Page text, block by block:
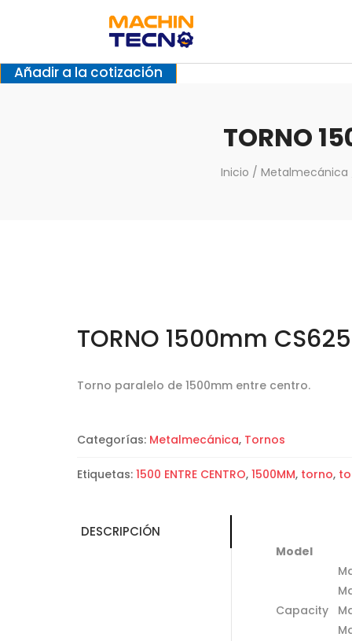
Añadir a la cotización
TORNO
Inicio / Metalmecánica
TORNO 1500mm
Torno paralelo de 1500mm entre centro.
Categorías: Metalmecánica, Tornos
Etiquetas: 1500 ENTRE CENTRO, 1500MM, torno,
DESCRIPCIÓN
Model
Capacity